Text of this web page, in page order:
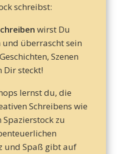
schreibst:
wirst Du
überrascht sein
Szenen
Dir steckt!
lernst du, die
Schreibens wie
Spazierstock zu
und Spaß gibt auf